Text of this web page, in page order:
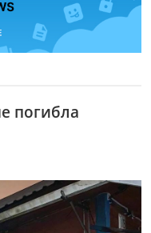
погибла